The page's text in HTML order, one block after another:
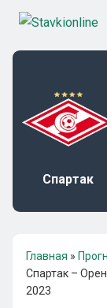
Спартак
Главная »
Спартак –
2023